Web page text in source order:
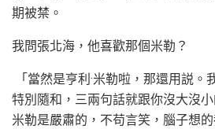
期被禁。
我問張北海，他喜歡那個米勒？
「當然是亨利·米勒啦，那還用説。
特別隨和，三兩句話就跟你沒大沒
米勒是嚴肅的，不苟言笑，腦子想的